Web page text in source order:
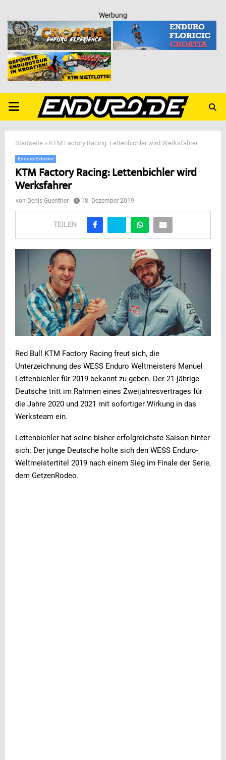
Werbung
PRIMARY
MENU
Startseite » KTM Factory Racing: Lettenbichler wird Werksfahrer
Enduro Extreme
KTM Factory Racing: Lettenbichler wird
Werksfahrer
von Denis Guenther 18. Dezember 2019
TEILEN
Red Bull KTM Factory Racing freut sich, die
Unterzeichnung des WESS Enduro Weltmeisters Manuel
Lettenbichler für 2019 bekannt zu geben. Der 21-jährige
Deutsche tritt im Rahmen eines Zweijahresvertrages für
die Jahre 2020 und 2021 mit sofortiger Wirkung in das
Werksteam ein.
Lettenbichler hat seine bisher erfolgreichste Saison hinter
sich: Der junge Deutsche holte sich den WESS Enduro-
Weltmeistertitel 2019 nach einem Sieg im Finale der Serie,
dem GetzenRodeo.